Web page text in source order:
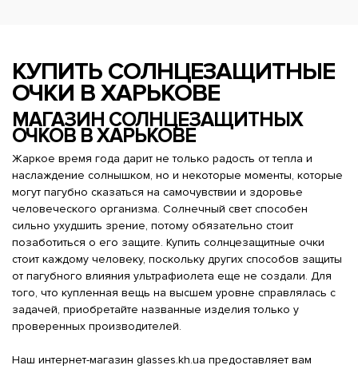
КУПИТЬ СОЛНЦЕЗАЩИТНЫЕ
ОЧКИ В ХАРЬКОВЕ
МАГАЗИН СОЛНЦЕЗАЩИТНЫХ
ОЧКОВ В ХАРЬКОВЕ
Жаркое время года дарит не только радость от тепла и
наслаждение солнышком, но и некоторые моменты, которые
могут пагубно сказаться на самочувствии и здоровье
человеческого организма. Солнечный свет способен
сильно ухудшить зрение, потому обязательно стоит
позаботиться о его защите. Купить солнцезащитные очки
стоит каждому человеку, поскольку других способов защиты
от пагубного влияния ультрафиолета еще не создали. Для
того, что купленная вещь на высшем уровне справлялась с
задачей, приобретайте названные изделия только у
проверенных производителей.
Наш интернет-магазин glasses.kh.ua предоставляет вам